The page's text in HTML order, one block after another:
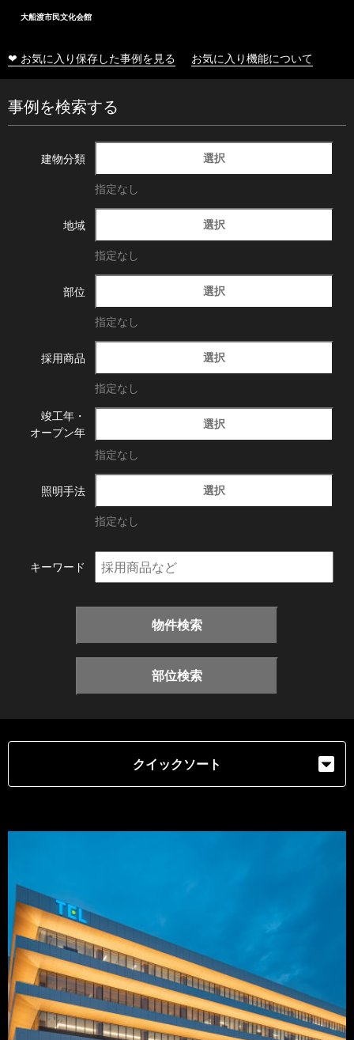
大船渡市民文化会館
❤ お気に入り保存した事例を見る お気に入り機能について
事例を検索する
建物分類 選択
指定なし
地域 選択
指定なし
部位 選択
指定なし
採用商品 選択
指定なし
竣工年・
オープン年
選択
指定なし
照明手法 選択
指定なし
キーワード
物件検索
部位検索
クイックソート